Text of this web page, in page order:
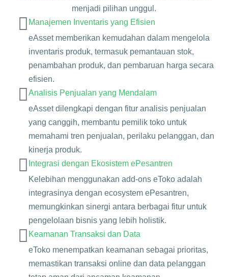
menjadi pilihan unggul.
Manajemen Inventaris yang Efisien
eAsset memberikan kemudahan dalam mengelola
inventaris produk, termasuk pemantauan stok,
penambahan produk, dan pembaruan harga secara
efisien.
Analisis Penjualan yang Mendalam
eAsset dilengkapi dengan fitur analisis penjualan
yang canggih, membantu pemilik toko untuk
memahami tren penjualan, perilaku pelanggan, dan
kinerja produk.
Integrasi dengan Ekosistem ePesantren
Kelebihan menggunakan add-ons eToko adalah
integrasinya dengan ecosystem ePesantren,
memungkinkan sinergi antara berbagai fitur untuk
pengelolaan bisnis yang lebih holistik.
Keamanan Transaksi dan Data
eToko menempatkan keamanan sebagai prioritas,
memastikan transaksi online dan data pelanggan